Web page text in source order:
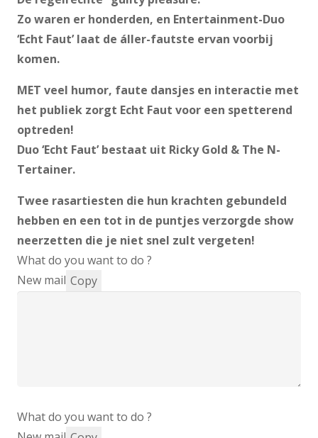
Zo waren er honderden, en Entertainment-Duo
‘Echt Faut’ laat de áller-fautste ervan voorbij
komen.
MET veel humor, faute dansjes en interactie met
het publiek zorgt Echt Faut voor een spetterend
optreden!
Duo ‘Echt Faut’ bestaat uit Ricky Gold & The N-
Tertainer.
Twee rasartiesten die hun krachten gebundeld
hebben en een tot in de puntjes verzorgde show
neerzetten die je niet snel zult vergeten!
What do you want to do ?
New mail Copy
What do you want to do ?